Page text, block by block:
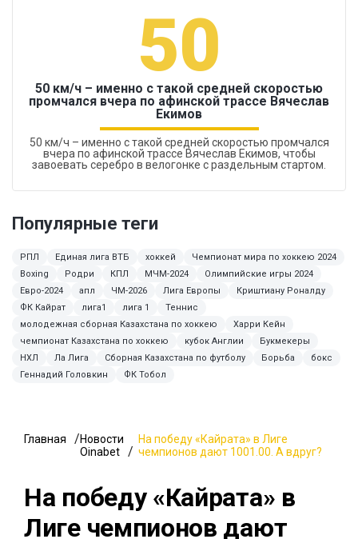
50
50 км/ч – именно с такой средней скоростью
промчался вчера по афинской трассе Вячеслав
Екимов
50 км/ч – именно с такой средней скоростью промчался
вчера по афинской трассе Вячеслав Екимов, чтобы
завоевать серебро в велогонке с раздельным стартом.
Популярные теги
РПЛ Единая лига ВТБ хоккей
Чемпионат мира по хоккею 2024
Boxing
Родри КПЛ МЧМ-2024
Олимпийские игры 2024
Евро-2024
апл ЧМ-2026 Лига Европы
Криштиану Роналду
ФК Кайрат
лига1 лига 1
Теннис
молодежная сборная Казахстана по хоккею
Харри Кейн
чемпионат Казахстана по хоккею
кубок Англии
Букмекеры
НХЛ
Ла Лига Сборная Казахстана по футболу Борьба
бокс
Геннадий Головкин
ФК Тобол
Главная
Новости
Oinabet
На победу «Кайрата» в Лиге
чемпионов дают 1001.00. А вдруг?
На победу «Кайрата» в
Лиге чемпионов дают